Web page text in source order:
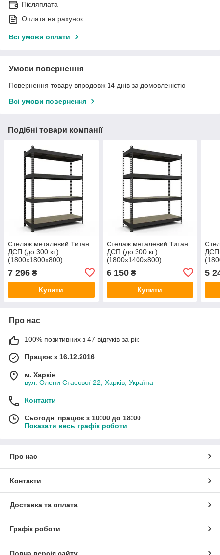
Післяплата
Оплата на рахунок
Всі умови оплати
Умови повернення
Повернення товару впродовж 14 днів за домовленістю
Всі умови повернення
Подібні товари компанії
Стелаж металевий Титан
ДСП (до 300 кг.)
(1800х1800х800)
7 296 ₴
Купити
Стелаж металевий Титан
ДСП (до 300 кг.)
(1800х1400х800)
6 150₴
Купити
ДСП
5
Про нас
100% позитивних з 47 відгуків за рік
Працює з 16.12.2016
м. Харків
вул. Олени Стасової 22, Харків, Україна
Контакти
Сьогодні працює з 10:00 до 18:00
Показати весь графік роботи
Про нас
Контакти
Доставка та оплата
Графік роботи
Повна версія сайту